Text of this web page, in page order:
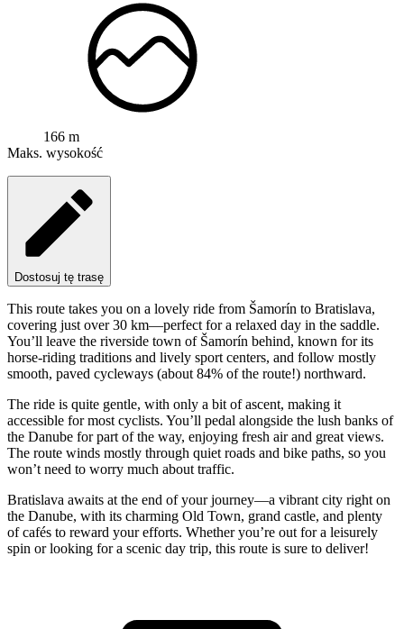
166 m
Maks. wysokość
Dostosuj tę trasę
This route takes you on a lovely ride from Šamorín to Bratislava,
covering just over 30 km—perfect for a relaxed day in the saddle.
You’ll leave the riverside town of Šamorín behind, known for its
horse-riding traditions and lively sport centers, and follow mostly
smooth, paved cycleways (about 84% of the route!) northward.
The ride is quite gentle, with only a bit of ascent, making it
accessible for most cyclists. You’ll pedal alongside the lush banks of
the Danube for part of the way, enjoying fresh air and great views.
The route winds mostly through quiet roads and bike paths, so you
won’t need to worry much about traffic.
Bratislava awaits at the end of your journey—a vibrant city right on
the Danube, with its charming Old Town, grand castle, and plenty
of cafés to reward your efforts. Whether you’re out for a leisurely
spin or looking for a scenic day trip, this route is sure to deliver!